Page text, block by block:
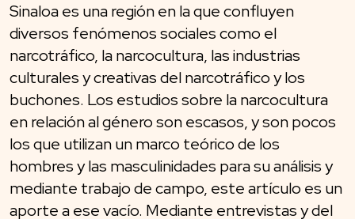
Sinaloa es una región en la que confluyen
diversos fenómenos sociales como el
narcotráfico, la narcocultura, las industrias
culturales y creativas del narcotráfico y los
buchones. Los estudios sobre la narcocultura
en relación al género son escasos, y son pocos
los que utilizan un marco teórico de los
hombres y las masculinidades para su análisis y
mediante trabajo de campo, este artículo es un
aporte a ese vacío. Mediante entrevistas y del